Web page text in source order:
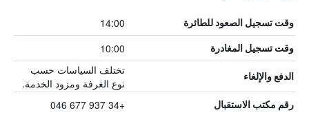
وقت تسجيل الصعود للطائرة 14:00
وقت تسجيل المغادرة 10:00
الدفع والإلغاء
تختلف السياسات حسب
نوع الغرفة ومزود الخدمة.
رقم مكتب الاستقبال +34 937 677 046